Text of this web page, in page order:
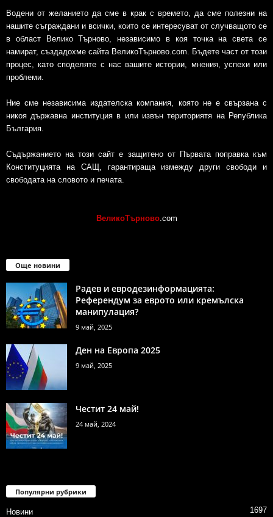
Водени от желанието да сме в крак с времето, да сме полезни на
нашите съграждани и всички, които се интересуват от случващото се
в област Велико Търново, независимо в коя точка на света се
намират, създадохме сайта ВеликоТърново.com. Бъдете част от този
процес, като споделяте с нас вашите истории, мнения, успехи или
проблеми.
Ние сме независима издателска компания, която не е свързана с
никоя държавна институция в или извън териториятя на Република
България.
Съдържанието на този сайт е защитено от Първата поправка към
Конституцията на САЩ, гарантираща измежду други свободи и
свободата на словото и печата.
ВеликоТърново.com
Още новини
Радев и евродезинформацията:
Референдум за еврото или кремълска
манипулация?
9 май, 2025
Ден на Европа 2025
9 май, 2025
Честит 24 май!
24 май, 2024
Популярни рубрики
Новини 1697